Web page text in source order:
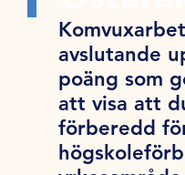
avslutande
poäng som
att visa att
förberedd